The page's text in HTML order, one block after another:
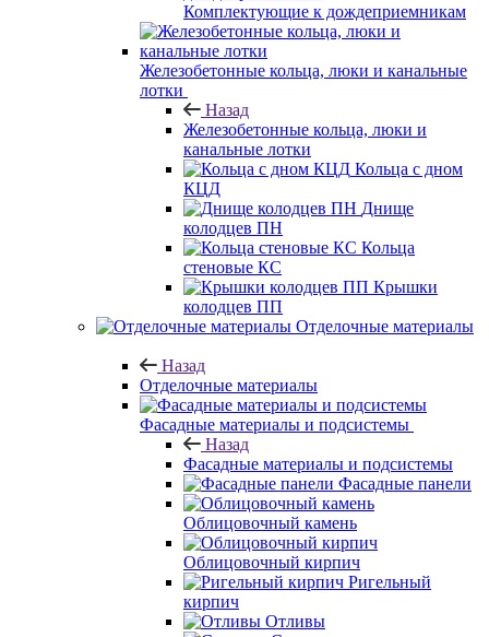
Комплектующие к дождеприемникам
Железобетонные кольца, люки и канальные
лотки
Назад
Железобетонные кольца, люки и
канальные лотки
Кольца с дном
КЦД
Днище
колодцев ПН
Кольца
стеновые КС
Крышки
колодцев ПП
Отделочные материалы
Назад
Отделочные материалы
Фасадные материалы и подсистемы
Назад
Фасадные материалы и подсистемы
Фасадные панели
Облицовочный камень
Облицовочный кирпич
Ригельный
кирпич
Отливы